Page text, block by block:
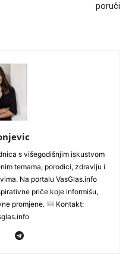
poruči
s višegodišnjim iskustvom
temama, porodici, zdravlju i
Na portalu VasGlas.info
priče koje informišu,
promjene.
Kontakt: